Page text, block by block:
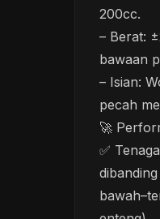
200cc.
– Berat:
bawaan
– Isian:
pecah
🚀
✅